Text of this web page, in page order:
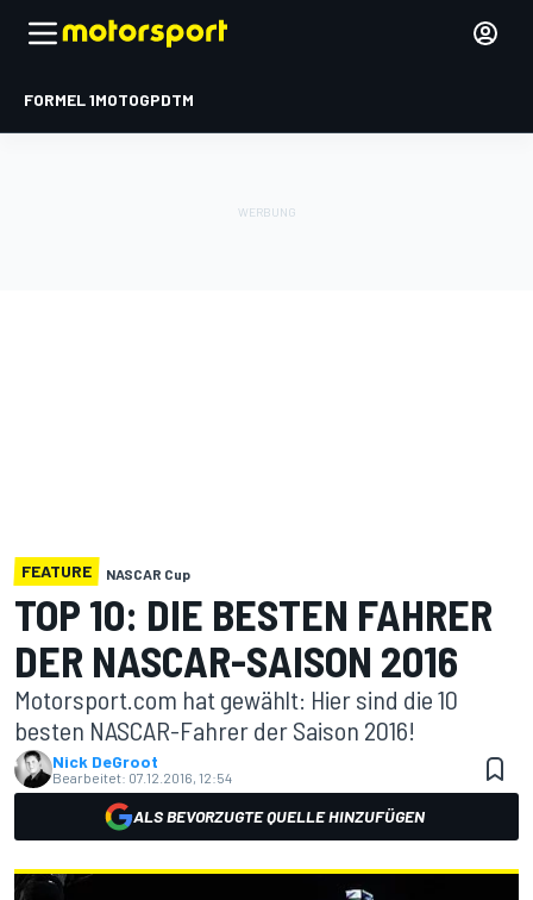
FORMEL 1MOTOGPDTM
FEATURE NASCAR Cup
TOP 10: DIE BESTEN FAHRER
DER NASCAR-SAISON 2016
Motorsport.com hat gewählt: Hier sind die 10
besten NASCAR-Fahrer der Saison 2016!
Nick DeGroot
Bearbeitet: 07.12.2016, 12:54
ALS BEVORZUGTE QUELLE HINZUFÜGEN